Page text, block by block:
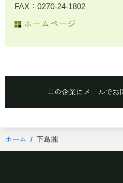
FAX：0270-24-1802
ホームページ
この企業にメールでお
ホーム 下島㈱